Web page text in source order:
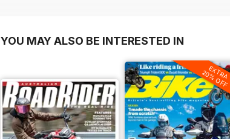
YOU MAY ALSO BE INTERESTED IN
EXTRA
20% OFF